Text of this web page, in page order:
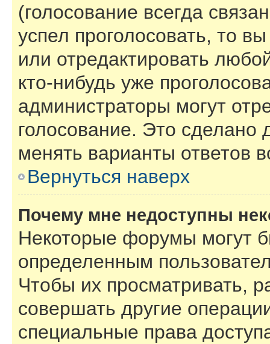
(голосование всегда
успел проголосовать, то
или отредактировать
кто-нибудь уже
администраторы могут
голосование. Это сделано
менять варианты ответов
Вернуться наверх
Почему мне недоступны
Некоторые форумы могут
определенным
Чтобы их просматривать,
совершать другие
специальные права